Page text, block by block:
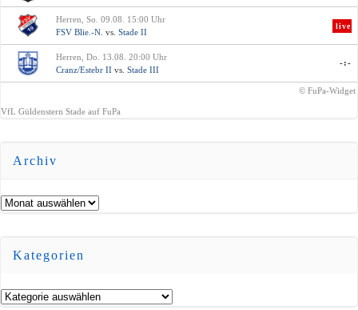
Herren, So. 09.08. 15:00 Uhr
FSV Blie.-N. vs. Stade II
live
Herren, Do. 13.08. 20:00 Uhr
Cranz/Estebr II vs. Stade III
-:-
© FuPa-Widget
VfL Güldenstern Stade auf FuPa
Archiv
Archiv
Kategorien
Kategorien